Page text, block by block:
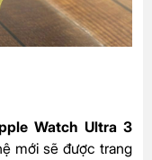
Watch Ultra 3
mới sẽ được trang